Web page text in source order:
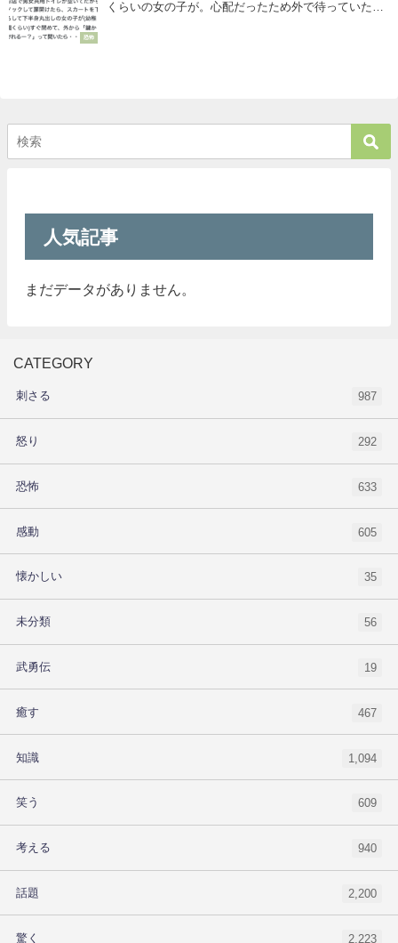
恐怖
くらいの女の子が。心配だったため外で待っていたら
人気記事
まだデータがありません。
CATEGORY
刺さる 987
怒り 292
恐怖 633
感動 605
懐かしい 35
未分類 56
武勇伝 19
癒す 467
知識 1,094
笑う 609
考える 940
話題 2,200
驚く 2,223